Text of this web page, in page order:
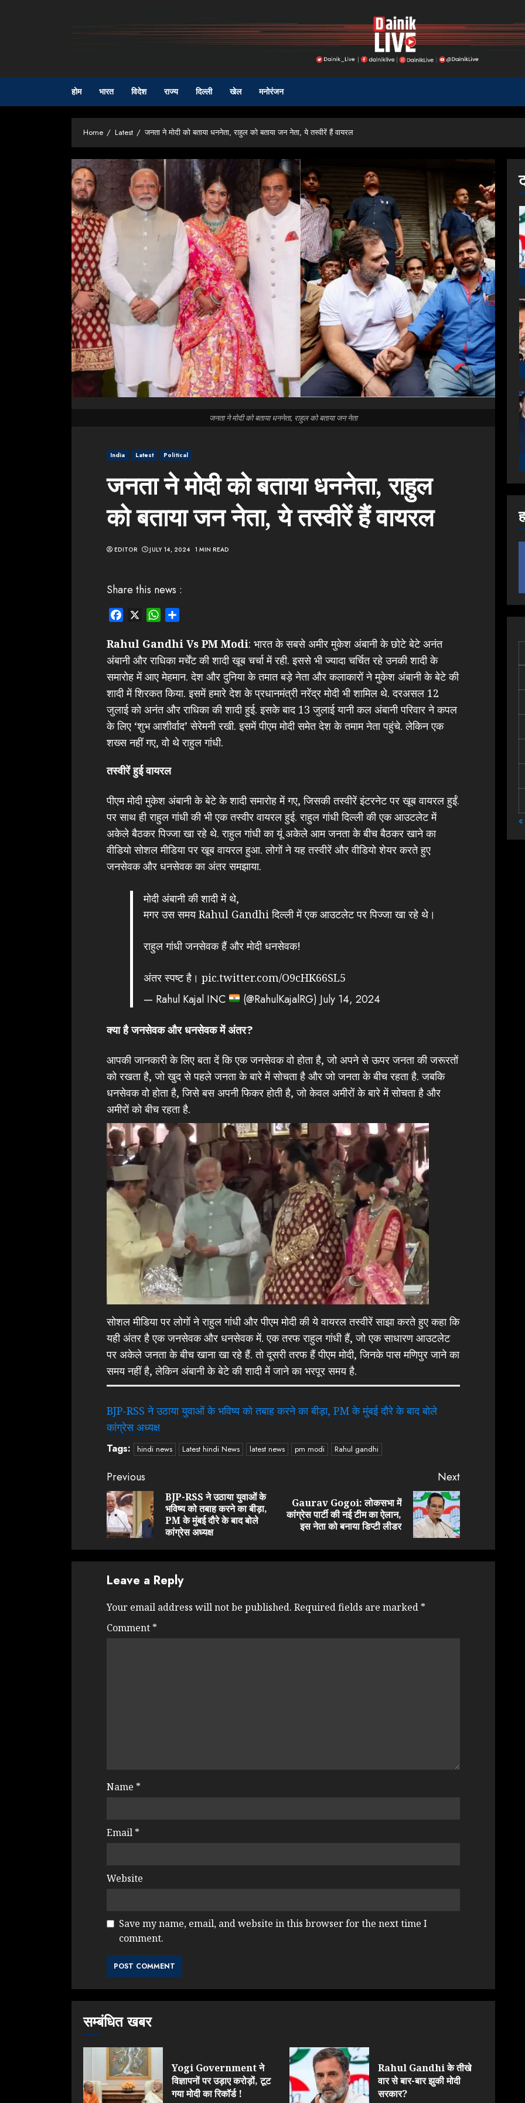
होम भारत विदेश राज्य दिल्ली खेल मनोरंजन
Home Latest जनता ने मोदी को बताया धननेता, राहुल को बताया जन नेता, ये तस्वीरें हैं वायरल
India Latest Political
जनता ने मोदी को बताया धननेता, राहुल
को बताया जन नेता, ये तस्वीरें हैं वायरल
EDITOR JULY 14, 2024 1 MIN READ
जनता ने मोदी को बताया धननेता, राहुल को बताया जन नेता
Share this news :
Facebook WhatsApp
Rahul Gandhi Vs PM Modi: भारत के सबसे अमीर मुकेश अंबानी के छोटे बेटे अनंत
अंबानी और राधिका मर्चेंट की शादी खूब चर्चा में रही. इससे भी ज्यादा चर्चित रहे उनकी शादी के
समारोह में आए मेहमान. देश और दुनिया के तमात बड़े नेता और कलाकारों ने मुकेश अंबानी के बेटे की
शादी में शिरकत किया. इसमें हमारे देश के प्रधानमंत्री नरेंद्र मोदी भी शामिल थे. दरअसल 12
जुलाई को अनंत और राधिका की शादी हुई. इसके बाद 13 जुलाई यानी कल अंबानी परिवार ने कपल
के लिए ‘शुभ आशीर्वाद’ सेरेमनी रखी. इसमें पीएम मोदी समेत देश के तमाम नेता पहुंचे. लेकिन एक
शख्स नहीं गए, वो थे राहुल गांधी.
तस्वीरें हुई वायरल
पीएम मोदी मुकेश अंबानी के बेटे के शादी समारोह में गए, जिसकी तस्वीरें इंटरनेट पर खूब वायरल हुईं.
पर साथ ही राहुल गांधी की भी एक तस्वीर वायरल हुई. राहुल गांधी दिल्ली की एक आउटलेट में
अकेले बैठकर पिज्जा खा रहे थे. राहुल गांधी का यूं अकेले आम जनता के बीच बैठकर खाने का
वीडियो सोशल मीडिया पर खूब वायरल हुआ. लोगों ने यह तस्वीरें और वीडियो शेयर करते हुए
जनसेवक और धनसेवक का अंतर समझाया.
मोदी अंबानी की शादी में थे,
मगर उस समय Rahul Gandhi दिल्ली में एक आउटलेट पर पिज्जा खा रहे थे।
राहुल गांधी जनसेवक हैं और मोदी धनसेवक!
अंतर स्पष्ट है। pic.twitter.com/O9cHK66SL5
— Rahul Kajal INC (@RahulKajalRG) July 14, 2024
क्या है जनसेवक और धनसेवक में अंतर?
आपकी जानकारी के लिए बता दें कि एक जनसेवक वो होता है, जो अपने से ऊपर जनता की जरूरतों
को रखता है, जो खुद से पहले जनता के बारे में सोचता है और जो जनता के बीच रहता है. जबकि
धनसेवक वो होता है, जिसे बस अपनी फिकर होती है, जो केवल अमीरों के बारे में सोचता है और
अमीरों को बीच रहता है.
सोशल मीडिया पर लोगों ने राहुल गांधी और पीएम मोदी की ये वायरल तस्वीरें साझा करते हुए कहा कि
यही अंतर है एक जनसेवक और धनसेवक में. एक तरफ राहुल गांधी हैं, जो एक साधारण आउटलेट
पर अकेले जनता के बीच खाना खा रहे हैं. तो दूसरी तरफ हैं पीएम मोदी, जिनके पास मणिपुर जाने का
समय नहीं है, लेकिन अंबानी के बेटे की शादी में जाने का भरपूर समय है.
BJP-RSS ने उठाया युवाओं के भविष्य को तबाह करने का बीड़ा, PM के मुंबई दौरे के बाद बोले
कांग्रेस अध्यक्ष
Tags: hindi news Latest hindi News latest news pm modi Rahul gandhi
Continue
Reading
Previous
Previous
post:
BJP-RSS ने उठाया युवाओं के
भविष्य को तबाह करने का बीड़ा,
PM के मुंबई दौरे के बाद बोले
कांग्रेस अध्यक्ष
Next
Next
post:
Gaurav Gogoi: लोकसभा में
कांग्रेस पार्टी की नई टीम का ऐलान,
इस नेता को बनाया डिप्टी लीडर
Leave a Reply
Your email address will not be published. Required fields are marked *
Comment *
Name *
Email *
Website
Save my name, email, and website in this browser for the next time I
comment.
सम्बंधित खबर
Yogi Government ने
विज्ञापनों पर उड़ाए करोड़ों, टूट
गया मोदी का रिकॉर्ड !
Rahul Gandhi के तीखे
वार से बार-बार झुकी मोदी
सरकार?